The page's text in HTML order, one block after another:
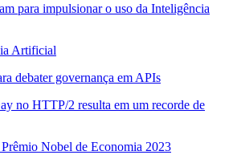
para impulsionar o uso da Inteligência
Artificial
debater governança em APIs
no HTTP/2 resulta em um recorde de
Nobel de Economia 2023